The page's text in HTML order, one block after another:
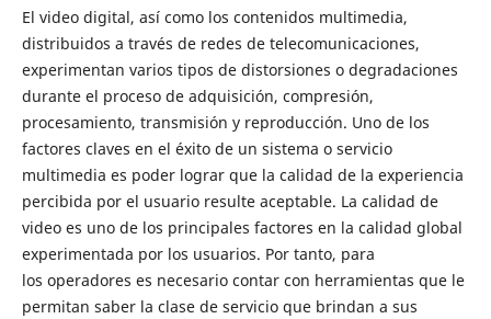
El video digital, así como los contenidos multimedia,
distribuidos a través de redes de telecomunicaciones,
experimentan varios tipos de distorsiones o degradaciones
durante el proceso de adquisición, compresión,
procesamiento, transmisión y reproducción. Uno de los
factores claves en el éxito de un sistema o servicio
multimedia es poder lograr que la calidad de la experiencia
percibida por el usuario resulte aceptable. La calidad de
video es uno de los principales factores en la calidad global
experimentada por los usuarios. Por tanto, para
los operadores es necesario contar con herramientas que le
permitan saber la clase de servicio que brindan a sus